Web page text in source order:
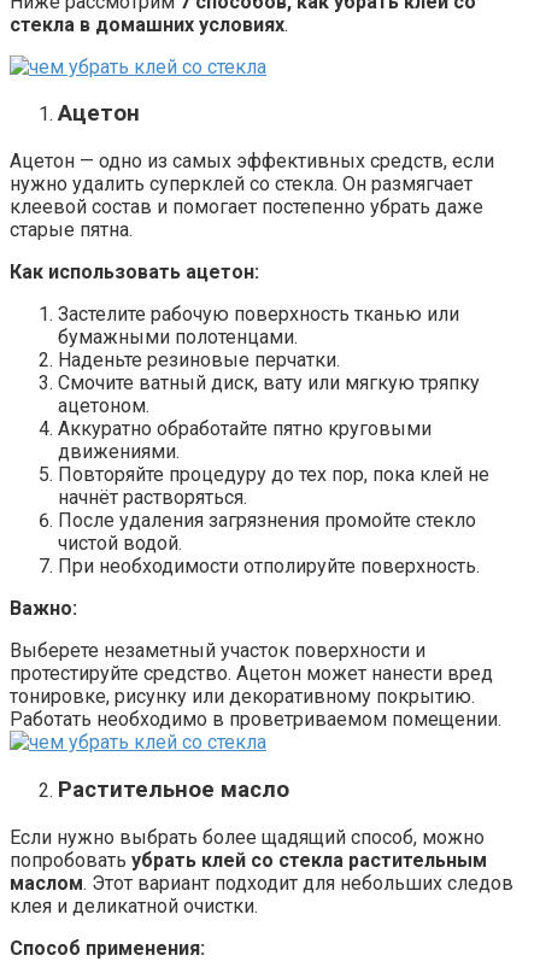
стекла в домашних условиях.
Ацетон
Ацетон — одно из самых эффективных средств, если
нужно удалить суперклей со стекла. Он размягчает
клеевой состав и помогает постепенно убрать даже
старые пятна.
Как использовать ацетон:
Застелите рабочую поверхность тканью или
бумажными полотенцами.
Наденьте резиновые перчатки.
Смочите ватный диск, вату или мягкую тряпку
ацетоном.
Аккуратно обработайте пятно круговыми
движениями.
Повторяйте процедуру до тех пор, пока клей не
начнёт растворяться.
После удаления загрязнения промойте стекло
чистой водой.
При необходимости отполируйте поверхность.
Важно:
Выберете незаметный участок поверхности и
протестируйте средство. Ацетон может нанести вред
тонировке, рисунку или декоративному покрытию.
Работать необходимо в проветриваемом помещении.
Растительное масло
Если нужно выбрать более щадящий способ, можно
попробовать убрать клей со стекла растительным
маслом. Этот вариант подходит для небольших следов
клея и деликатной очистки.
Способ применения: